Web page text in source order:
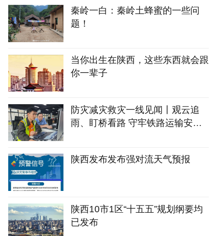
秦岭一白：秦岭土蜂蜜的一些问
题！
当你出生在陕西，这些东西就会跟
你一辈子
防灾减灾救灾一线见闻丨观云追
雨、盯桥看路 守牢铁路运输安全
陕西发布发布强对流天气预报
陕西10市1区“十五五”规划纲要均
已发布